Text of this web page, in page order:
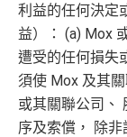
利益的任何決定
益）： (a) Mox
遭受的任何損失
須使 Mox 及其
或其關聯公司、
序及索償， 除